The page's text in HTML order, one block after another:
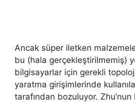
Ancak süper iletken
bu (hala gerçekleştirilmemiş)
bilgisayarlar için gerekli
yaratma girişimlerinde
tarafından bozuluyor.